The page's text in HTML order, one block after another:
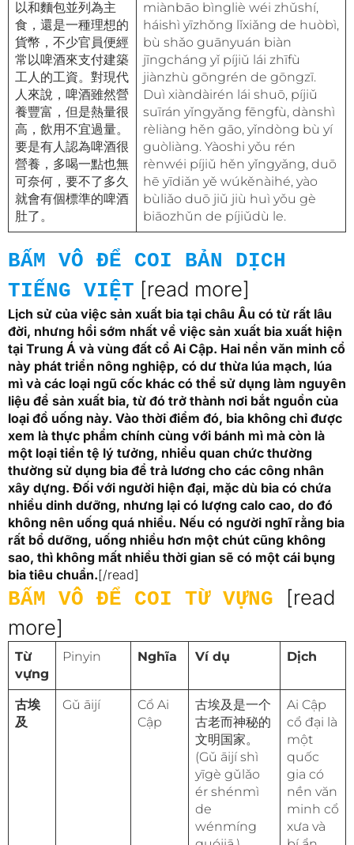
以和麵包並列為主
食，還是一種理想的
貨幣，不少官員便經
常以啤酒來支付建築
工人的工資。對現代
人來說，啤酒雖然營
養豐富，但是熱量很
高，飲用不宜過量。
要是有人認為啤酒很
營養，多喝一點也無
可奈何，要不了多久
就會有個標準的啤酒
肚了。
miànbāo bìngliè wéi zhǔshí,
háishì yīzhǒng lǐxiǎng de huòbì,
bù shǎo guānyuán biàn
jīngcháng yǐ píjiǔ lái zhīfù
jiànzhù gōngrén de gōngzī.
Duì xiàndàirén lái shuō, píjiǔ
suīrán yǐngyǎng fēngfù, dànshì
rèliàng hěn gāo, yǐndòng bù yí
guòliàng. Yàoshi yǒu rén
rènwéi píjiǔ hěn yǐngyǎng, duō
hē yīdiǎn yě wúkěnàihé, yào
bùliǎo duō jiǔ jiù huì yǒu gè
biāozhǔn de píjiǔdù le.
BẤM VÔ ĐỂ COI BẢN DỊCH
TIẾNG VIỆT [read more]
Lịch sử của việc sản xuất bia tại châu Âu có từ rất lâu
đời, nhưng hồi sớm nhất về việc sản xuất bia xuất hiện
tại Trung Á và vùng đất cổ Ai Cập. Hai nền văn minh cổ
này phát triển nông nghiệp, có dư thừa lúa mạch, lúa
mì và các loại ngũ cốc khác có thể sử dụng làm nguyên
liệu để sản xuất bia, từ đó trở thành nơi bắt nguồn của
loại đồ uống này. Vào thời điểm đó, bia không chỉ được
xem là thực phẩm chính cùng với bánh mì mà còn là
một loại tiền tệ lý tưởng, nhiều quan chức thường
thường sử dụng bia để trả lương cho các công nhân
xây dựng. Đối với người hiện đại, mặc dù bia có chứa
nhiều dinh dưỡng, nhưng lại có lượng calo cao, do đó
không nên uống quá nhiều. Nếu có người nghĩ rằng bia
rất bổ dưỡng, uống nhiều hơn một chút cũng không
sao, thì không mất nhiều thời gian sẽ có một cái bụng
bia tiêu chuẩn.[/read]
BẤM VÔ ĐỂ COI TỪ VỰNG
[read
more]
Từ
vựng
Pinyin Nghĩa Ví dụ Dịch
古埃
及
Gǔ āijí
Cổ Ai
Cập
古埃及是一个
古老而神秘的
文明国家。
(Gǔ āijí shì
yīgè gǔlǎo
ér shénmì
de
wénmíng
Ai Cập
cổ đại là
một
quốc
gia có
nền văn
minh cổ
xưa và